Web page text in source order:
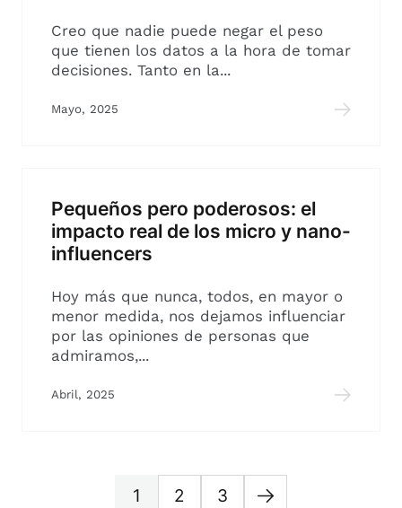
Creo que nadie puede negar el peso
que tienen los datos a la hora de tomar
decisiones. Tanto en la...
Mayo, 2025
Pequeños pero poderosos: el
impacto real de los micro y nano-
influencers
Hoy más que nunca, todos, en mayor o
menor medida, nos dejamos influenciar
por las opiniones de personas que
admiramos,...
Abril, 2025
1 2 3